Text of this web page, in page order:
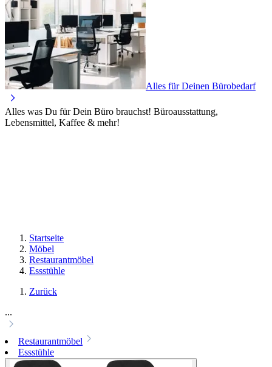
Alles für Deinen Bürobedarf
Alles was Du für Dein Büro brauchst! Büroausstattung,
Lebensmittel, Kaffee & mehr!
Startseite
Möbel
Restaurantmöbel
Essstühle
Zurück
...
Restaurantmöbel
Essstühle